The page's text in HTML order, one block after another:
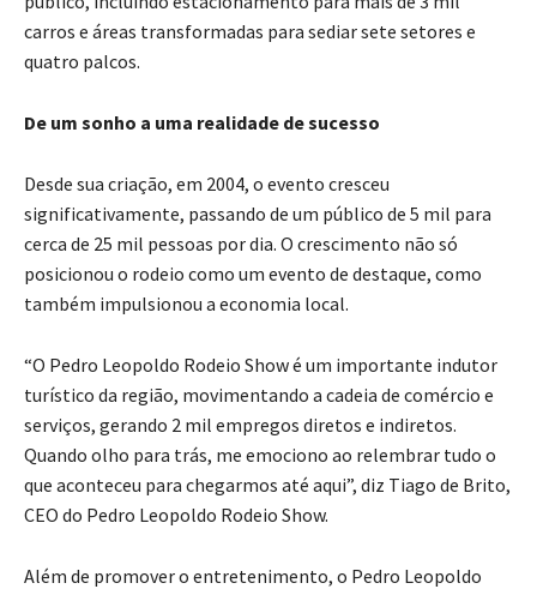
carros e áreas transformadas para sediar sete setores e
quatro palcos.
De um sonho a uma realidade de sucesso
Desde sua criação, em 2004, o evento cresceu
significativamente, passando de um público de 5 mil para
cerca de 25 mil pessoas por dia. O crescimento não só
posicionou o rodeio como um evento de destaque, como
também impulsionou a economia local.
“O Pedro Leopoldo Rodeio Show é um importante indutor
turístico da região, movimentando a cadeia de comércio e
serviços, gerando 2 mil empregos diretos e indiretos.
Quando olho para trás, me emociono ao relembrar tudo o
que aconteceu para chegarmos até aqui”, diz Tiago de Brito,
CEO do Pedro Leopoldo Rodeio Show.
Além de promover o entretenimento, o Pedro Leopoldo